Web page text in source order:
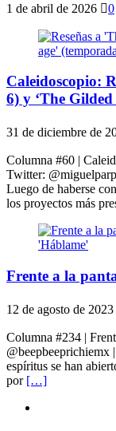
1 de abril de 2026 0
Caleidoscopio:
6) y ‘The
31 de diciembre de
Columna #60 |
Twitter:
Luego de haberse
los proyectos más
Frente a la
12 de agosto de 2023
Columna #234 |
@beepbeeprichiemx
espíritus se han
por […]